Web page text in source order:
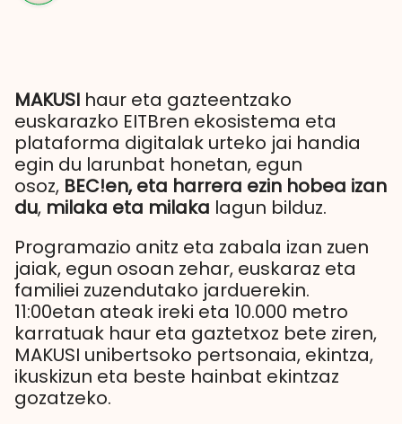
MAKUSI haur eta gazteentzako
euskarazko EITBren ekosistema eta
plataforma digitalak urteko jai handia
egin du larunbat honetan, egun
osoz, BEC!en, eta harrera ezin hobea izan
du, milaka eta milaka lagun bilduz.
Programazio anitz eta zabala izan zuen
jaiak, egun osoan zehar, euskaraz eta
familiei zuzendutako jarduerekin.
11:00etan ateak ireki eta 10.000 metro
karratuak haur eta gaztetxoz bete ziren,
MAKUSI unibertsoko pertsonaia, ekintza,
ikuskizun eta beste hainbat ekintzaz
gozatzeko.